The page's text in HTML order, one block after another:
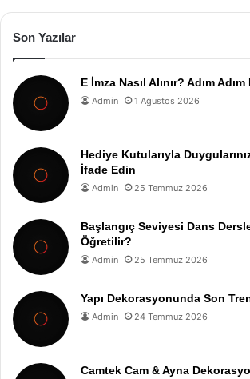
Son Yazılar
E İmza Nasıl Alınır? Adım
Admin 1 Ağustos 2026
Hediye Kutularıyla
İfade Edin
Admin 25 Temmuz 2026
Başlangıç Seviyesi Dans
Öğretilir?
Admin 25 Temmuz 2026
Yapı Dekorasyonunda Son
Admin 24 Temmuz 2026
Camtek Cam & Ayna